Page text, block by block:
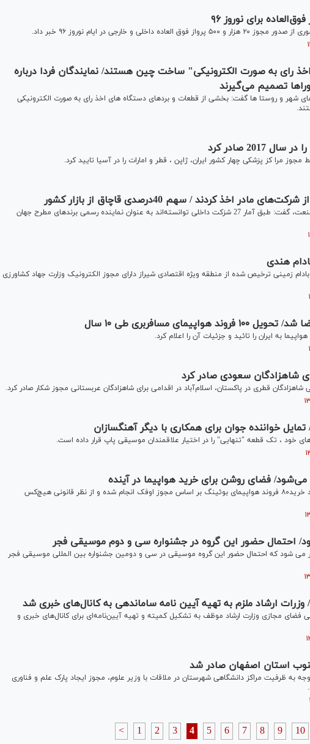
و خارجی در ایام نوروز ۹۶ خبر داد.
رای به صورت الکترونیکی" ساخت چین هستند/ نمایندگان فردا درباره
تصمیم می‌گیرند
شهر و روستا ها گفت: بخشی از قطعات و بردهای دستگاه های اخذ رای به صورت الکترونیکی
صادر کرد
مدیرکل صنایع فلزی و لوازم خانگی وزارت صنعت، گفت: طبق آمار 27 شزکت داخلی توانسته‌اند به عنوان نماینده رسمی برندهای مطرح جهان
هندی
زمینی ترخیص شده از منطقه ویژه اقتصادی شیراز دارای مجوز الکترونیک وزارت جهاد کشاورزی
مسافربری طی ۱۰ سال
به ایران را تائید و جزئیات آن را اعلام کرد.
شاهزادگان سعودی صادر کرد
قطری در پاکستان، اسلام‌آباد در اقدامی برای شاهزادگان عربستانی مجوز شکار صادر کرد.
خواننده جوان برای همکاری با دیگر آهنگسازان
،‌ تک قطعه "تنهایی" را در اختیار علاقمندان موسیقی پاپ قرار داده است.
می‌شود/ فضای روشن برای خرید هواپیما در آینده
قائم مقام وزیر راه و شهرسازی گفت: قرارداد خرید‌۸۰ فروند هواپیمای بوئینگ بر اساس مجوز اوفک انجام شده و از نظر قانونی هیچ‌کس
احتمال حضور این گروه در جشنواره سی و دوم موسیقی فجر
می شود که احتمال حضور این گروه موسیقی در سی و دومین جشنواره بین المللی موسیقی فجر
وزرات ارشاد ملزم به تهیه آیین نامه ساماندهی به کانال‌های خبری شد
فضای مجازی وزارت ارشاد موظف به تشکیل کمیته و تهیه آیین‌نامه‌ای برای کانال‌های خبری و
استان اصفهان صادر شد
ظرفیت مراکز دانشگاهی شهرستان در ملاقات با وزیر علوم، مجوز ایجاد پارک علم و فناوری
< 1 2 3 4 5 6 7 8 9 10